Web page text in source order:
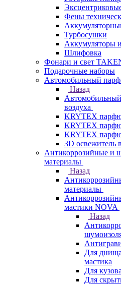
Фены
Турбосушки
Аккумуляторы
Шлифовка
Фонари и свет
Подарочные наборы
Автомобильный
Назад
воздуха
KRYTEX
KRYTEX
KRYTEX
3D освежитель
Антикоррозийные и
материалы
Назад
материалы
мастики NOVA
Назад
Для
мастика
Для
Для